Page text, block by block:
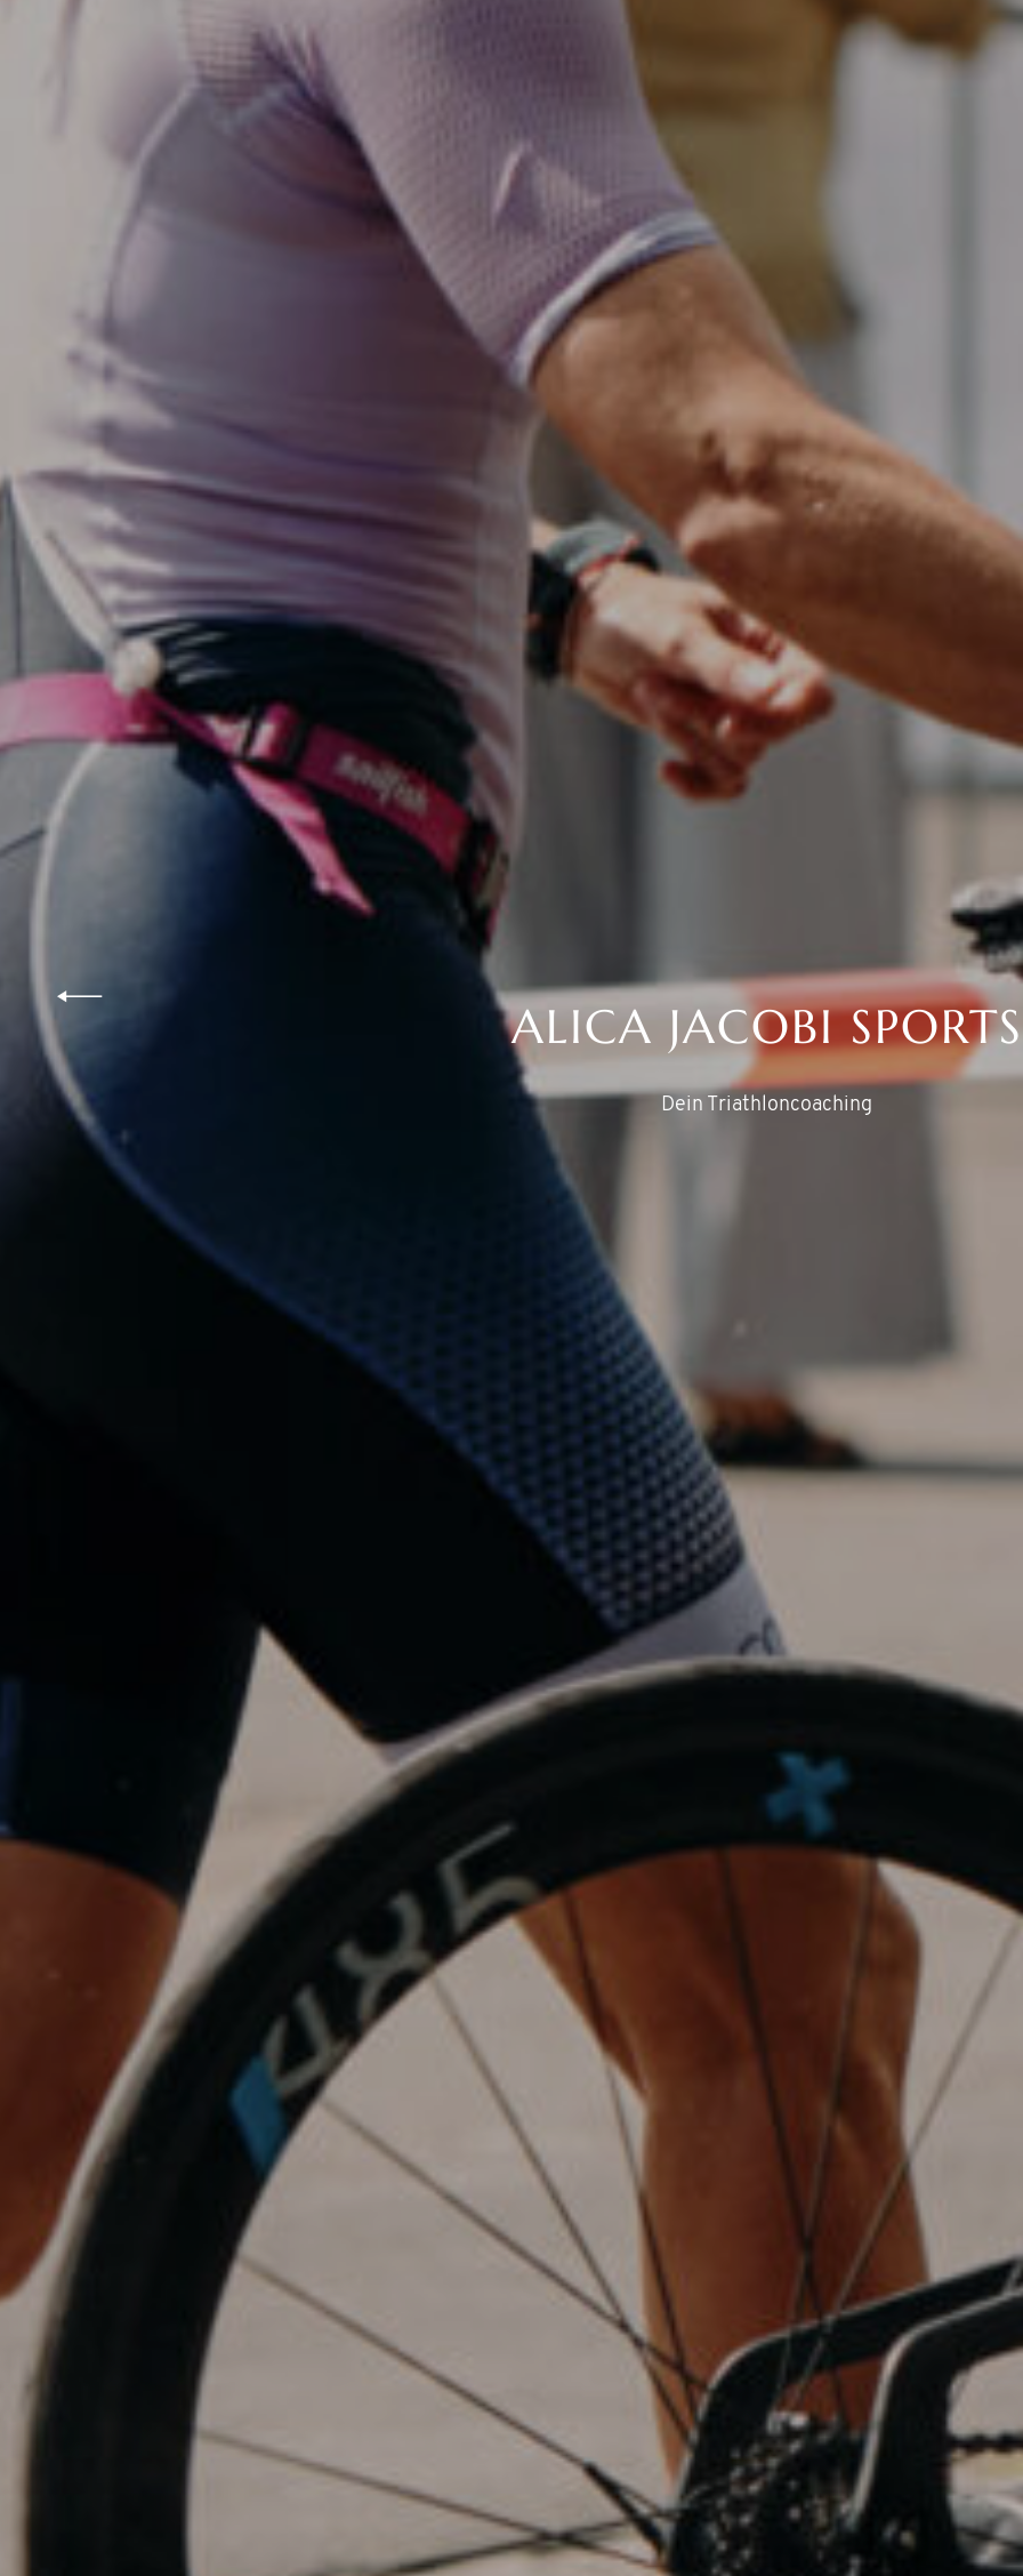
ALICA JACOBI SPORTS
Dein Triathloncoaching